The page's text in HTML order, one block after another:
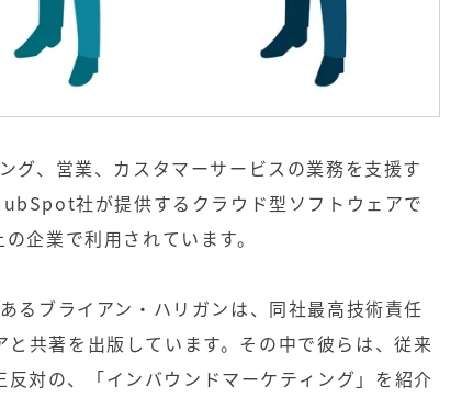
、営業、カスタマーサービスの業務を支援す
社が提供するクラウド型ソフトウェアで
企業で利用されています。
ブライアン・ハリガンは、同社最高技術責任
共著を出版しています。その中で彼らは、従来
対の、「インバウンドマーケティング」を紹介